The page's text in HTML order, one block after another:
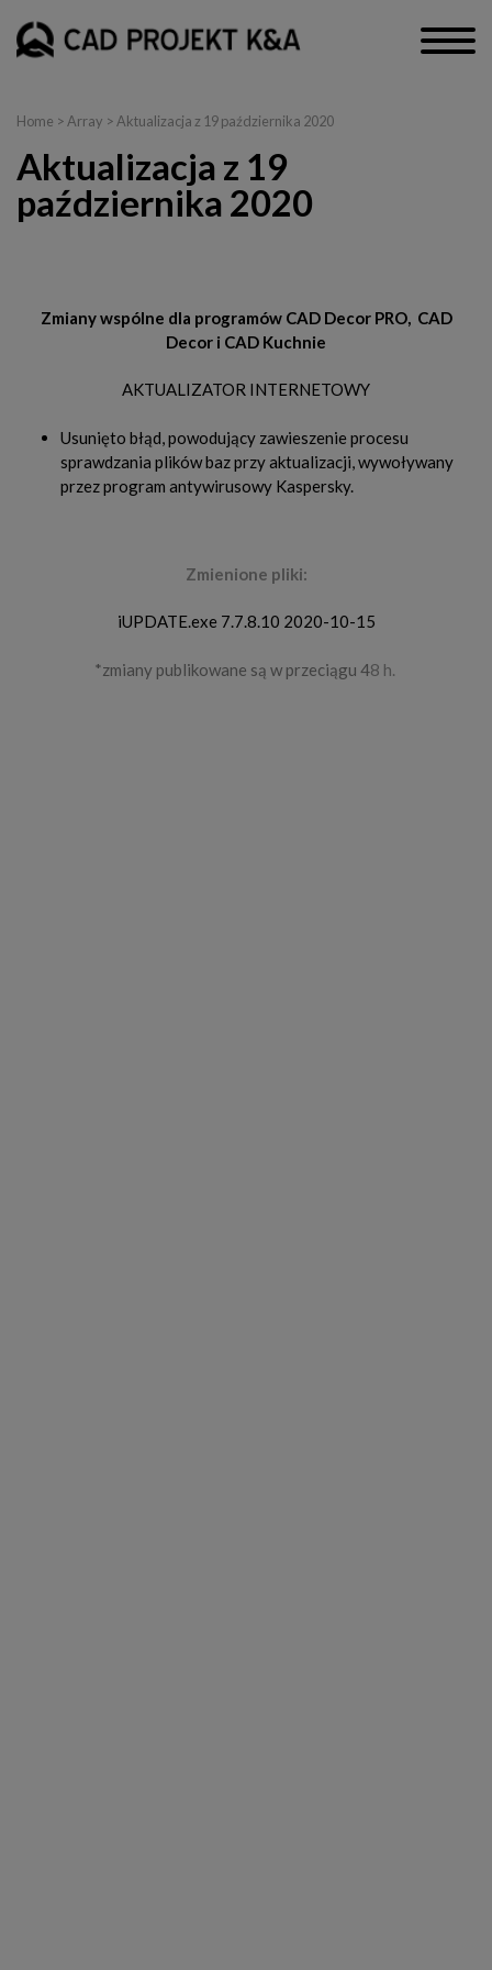
Home > Array > Aktualizacja z 19 października 2020
Aktualizacja z 19
października 2020
Zmiany wspólne dla programów CAD Decor PRO, CAD
Decor i CAD Kuchnie
AKTUALIZATOR INTERNETOWY
Usunięto błąd, powodujący zawieszenie procesu
sprawdzania plików baz przy aktualizacji, wywoływany
przez program antywirusowy Kaspersky.
Zmienione pliki:
iUPDATE.exe 7.7.8.10 2020-10-15
*zmiany publikowane są w przeciągu 48 h.